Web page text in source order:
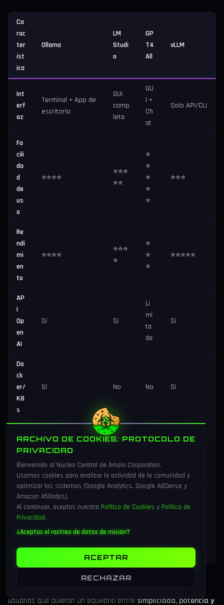
Ca
rac
ter
íst
ica
Ollama
LM
Studi
o
GP
T4
All
vLLM
Int
erf
az
Terminal + App de
escritorio
GUI
comp
leta
GU
I +
Ch
at
Solo API/CLI
Fa
cili
da
d
de
us
o
⭐⭐⭐⭐
⭐⭐⭐
⭐⭐
⭐
⭐
⭐
⭐
⭐
⭐⭐⭐
Re
ndi
mi
en
to
⭐⭐⭐⭐
⭐⭐⭐
⭐
⭐
⭐
⭐
⭐⭐⭐⭐⭐
AP
I
Op
en
AI
Sí Sí
Li
mi
ta
da
Sí
Do
ck
er/
K8
s
Sí No No Sí
Ide
al
Desarrolladores,
Usua
rios
técni
cos
nci
nt
es
Úni
co
Modelfiles, Secure
Minions,
generación de
offlo
ad
cal
Paged
Veredicto:Ollama es la mejor opción para desarrolladores y
usuarios que quieran un equilibrio entresimplicidad, potencia y
ARCHIVO DE COOKIES: PROTOCOLO DE
PRIVACIDAD
Bienvenido al Núcleo Central de Arkaia Corporation.
Usamos cookies para analizar la actividad de la comunidad y
optimizar los sistemas (Google Analytics, Google AdSense y
Amazon Afiliados).
Al continuar, aceptas nuestra Política de Cookies y Política de
Privacidad.
¿Aceptas el rastreo de datos de misión?
ACEPTAR
RECHAZAR